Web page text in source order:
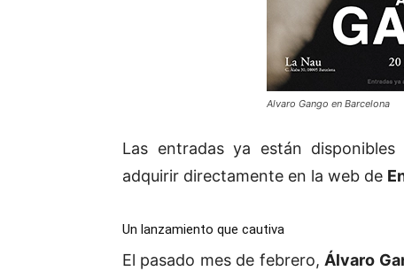
Alvaro Gango en Barcelona
Las entradas ya están
adquirir directamente en la web de
Un lanzamiento que cautiva
El pasado mes de febrero, Álvaro